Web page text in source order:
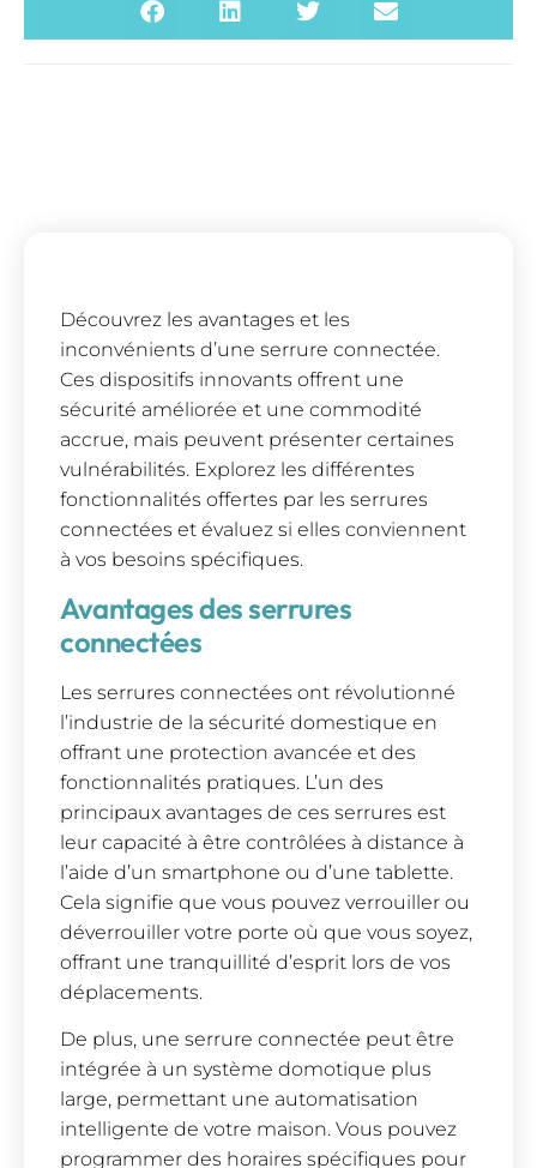
Découvrez les avantages et les
inconvénients d’une serrure connectée.
Ces dispositifs innovants offrent une
sécurité améliorée et une commodité
accrue, mais peuvent présenter certaines
vulnérabilités. Explorez les différentes
fonctionnalités offertes par les serrures
connectées et évaluez si elles conviennent
à vos besoins spécifiques.
Avantages des serrures
connectées
Les serrures connectées ont révolutionné
l’industrie de la sécurité domestique en
offrant une protection avancée et des
fonctionnalités pratiques. L’un des
principaux avantages de ces serrures est
leur capacité à être contrôlées à distance à
l’aide d’un smartphone ou d’une tablette.
Cela signifie que vous pouvez verrouiller ou
déverrouiller votre porte où que vous soyez,
offrant une tranquillité d’esprit lors de vos
déplacements.
De plus, une serrure connectée peut être
intégrée à un système domotique plus
large, permettant une automatisation
intelligente de votre maison. Vous pouvez
programmer des horaires spécifiques pour